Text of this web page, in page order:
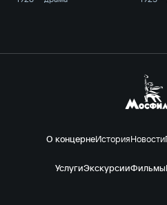
О концернеИсторияНовости
УслугиЭкскурсииФильмы